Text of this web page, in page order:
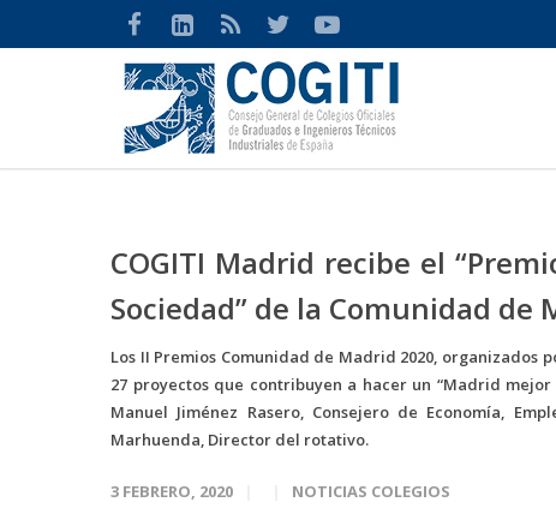
COGITI Madrid recibe el
Sociedad” de la Comunidad de
Los II Premios Comunidad de Madrid 2020, organizados
27 proyectos que contribuyen a hacer un “Madrid
Manuel Jiménez Rasero, Consejero de Economía,
Marhuenda, Director del rotativo.
3 FEBRERO, 2020 NOTICIAS COLEGIOS